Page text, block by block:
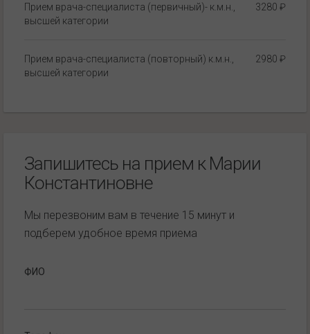
Прием врача-специалиста (первичный)- к.м.н.,
высшей категории
3280 ₽
Прием врача-специалиста (повторный) к.м.н.,
высшей категории
2980 ₽
Запишитесь на прием к Марии
Константиновне
Мы перезвоним вам в течение 15 минут и
подберем удобное время приема
ФИО